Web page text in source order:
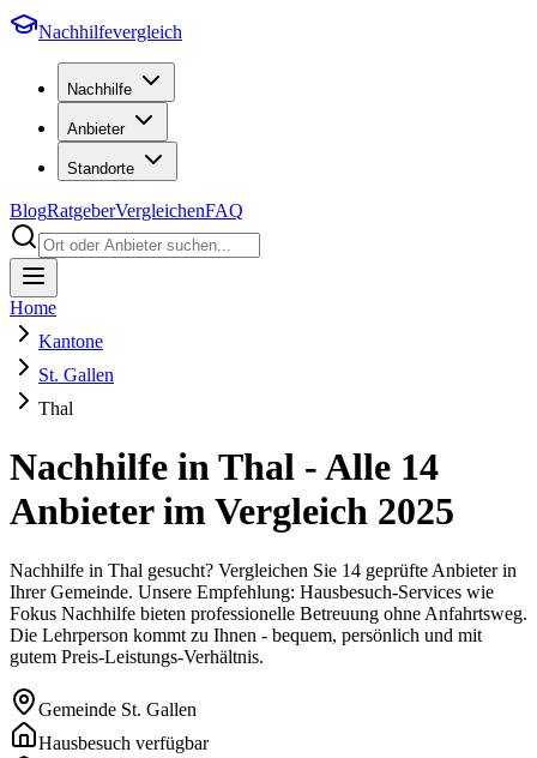
Nachhilfevergleich
Nachhilfe
Anbieter
Standorte
BlogRatgeberVergleichenFAQ
Home
Kantone
St. Gallen
Thal
Nachhilfe inThal - Alle 14
Anbieter im Vergleich 2025
Nachhilfe in Thal gesucht? Vergleichen Sie 14 geprüfte Anbieter in
Ihrer Gemeinde. Unsere Empfehlung: Hausbesuch-Services wie
Fokus Nachhilfe bieten professionelle Betreuung ohne Anfahrtsweg.
Die Lehrperson kommt zu Ihnen - bequem, persönlich und mit
gutem Preis-Leistungs-Verhältnis.
Gemeinde St. Gallen
Hausbesuch verfügbar